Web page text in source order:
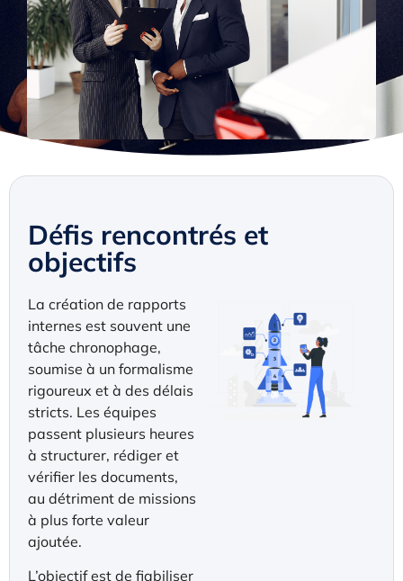
Défis rencontrés et
objectifs
La création de rapports
internes est souvent une
tâche chronophage,
soumise à un formalisme
rigoureux et à des délais
stricts. Les équipes
passent plusieurs heures
à structurer, rédiger et
vérifier les documents,
au détriment de missions
à plus forte valeur
ajoutée.
L’objectif est de fiabiliser